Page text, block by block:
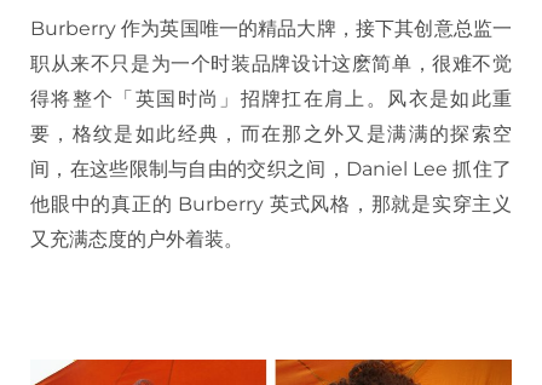
Burberry 作为英国唯一的精品大牌，接下其创意总监一
职从来不只是为一个时装品牌设计这麽简单，很难不觉
得将整个「英国时尚」招牌扛在肩上。风衣是如此重
要，格纹是如此经典，而在那之外又是满满的探索空
间，在这些限制与自由的交织之间，Daniel Lee 抓住了
他眼中的真正的 Burberry 英式风格，那就是实穿主义
又充满态度的户外着装。